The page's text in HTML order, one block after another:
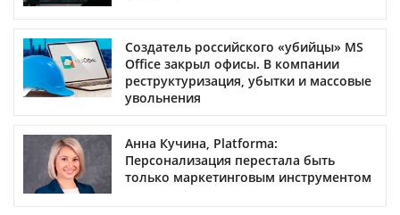
Создатель российского «убийцы» MS
Office закрыл офисы. В компании
реструктуризация, убытки и массовые
увольнения
Анна Кучина, Platforma:
Персонализация перестала быть
только маркетинговым инструментом